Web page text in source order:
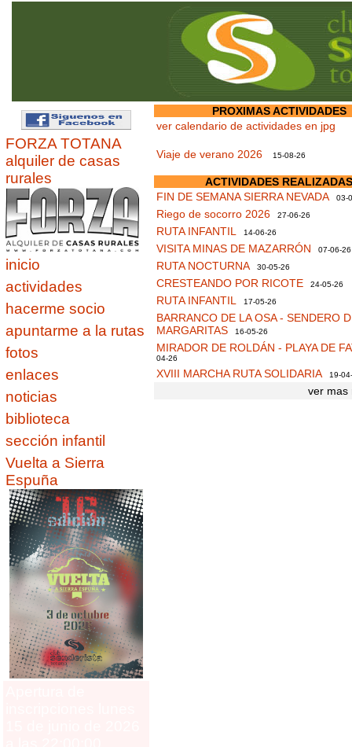
FORZA TOTANA
alquiler de casas
rurales
inicio
actividades
hacerme socio
apuntarme a la rutas
fotos
enlaces
noticias
biblioteca
sección infantil
Vuelta a Sierra
Espuña
PROXIMAS ACTIVIDADES
ver calendario de actividades en jpg
Viaje de verano 2026 15-08-26
ACTIVIDADES REALIZADAS
FIN DE SEMANA SIERRA NEVADA 03-
Riego de socorro 2026 27-06-26
RUTA INFANTIL 14-06-26
VISITA MINAS DE MAZARRÓN 07-06-26
RUTA NOCTURNA 30-05-26
CRESTEANDO POR RICOTE 24-05-26
RUTA INFANTIL 17-05-26
BARRANCO DE LA OSA - SENDERO
MARGARITAS 16-05-26
MIRADOR DE ROLDÁN - PLAYA DE
04-26
XVIII MARCHA RUTA SOLIDARIA 19-
ver mas